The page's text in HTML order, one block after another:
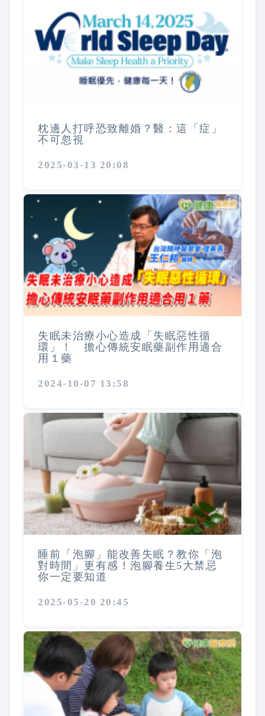
枕邊人打呼恐致離婚？醫：這「症」
不可忽視
2025-03-13 20:08
失眠未治療小心造成「失眠惡性循
環」！ 擔心傳統安眠藥副作用適合
用１藥
2024-10-07 13:58
睡前「泡腳」能改善失眠？教你「泡
對時間」更有感！泡腳養生5大禁忌
你一定要知道
2025-05-20 20:45